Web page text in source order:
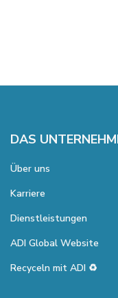
DAS
Über uns
Karriere
Dienstleistungen
ADI Global Website
Recyceln mit ADI ♻️